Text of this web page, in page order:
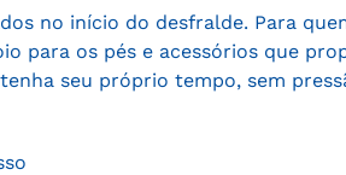
no início do desfralde. Para
para os pés e acessórios que
seu próprio tempo, sem